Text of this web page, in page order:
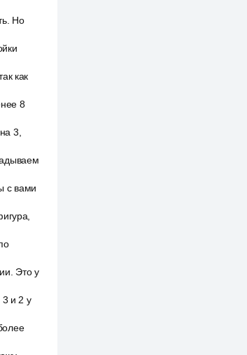
Но
как
8
3,
с вами
Это у
3 и 2 у